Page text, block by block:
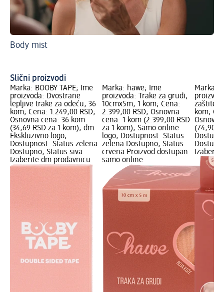
Body mist
Slični proizvodi
Marka: BOOBY TAPE; Ime
proizvoda: Dvostrane
lepljive trake za odeću, 36
kom; Cena: 1.249,00 RSD;
Osnovna cena: 36 kom
(34,69 RSD za 1 kom); dm
Ekskluzivno logo;
Dostupnost: Status zelena
Dostupno, Status siva
Izaberite dm prodavnicu
Marka: hawe; Ime
proizvoda: Trake za grudi,
10cmx5m, 1 kom; Cena:
2.399,00 RSD; Osnovna
cena: 1 kom (2.399,00 RSD
za 1 kom); Samo online
logo; Dostupnost: Status
zelena Dostupno, Status
crvena Proizvod dostupan
samo online
Marka:
zaštite
kom;
(74,90